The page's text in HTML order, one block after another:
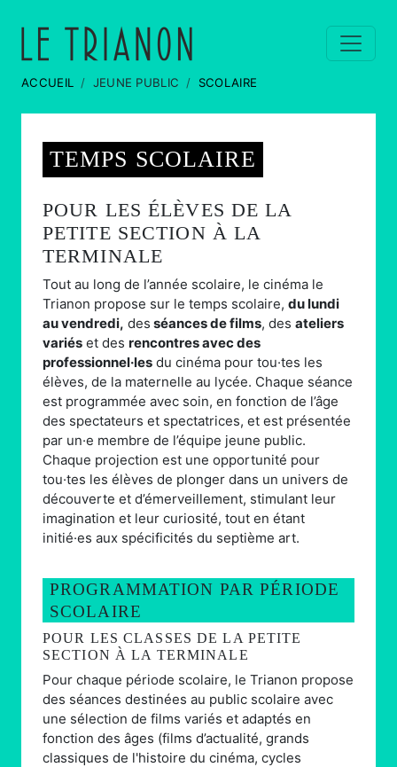
ACCUEIL JEUNE PUBLIC SCOLAIRE
TEMPS SCOLAIRE
POUR LES ÉLÈVES DE LA
PETITE SECTION À LA
TERMINALE
Tout au long de l’année scolaire, le cinéma le
Trianon propose sur le temps scolaire, du lundi
au vendredi, des séances de films, des ateliers
variés et des rencontres avec des
professionnel·les du cinéma pour tou·tes les
élèves, de la maternelle au lycée. Chaque séance
est programmée avec soin, en fonction de l’âge
des spectateurs et spectatrices, et est présentée
par un·e membre de l’équipe jeune public.
Chaque projection est une opportunité pour
tou·tes les élèves de plonger dans un univers de
découverte et d’émerveillement, stimulant leur
imagination et leur curiosité, tout en étant
initié·es aux spécificités du septième art.
PROGRAMMATION PAR PÉRIODE
SCOLAIRE
POUR LES CLASSES DE LA PETITE
SECTION À LA TERMINALE
Pour chaque période scolaire, le Trianon propose
des séances destinées au public scolaire avec
une sélection de films variés et adaptés en
fonction des âges (films d’actualité, grands
classiques de l'histoire du cinéma, cycles